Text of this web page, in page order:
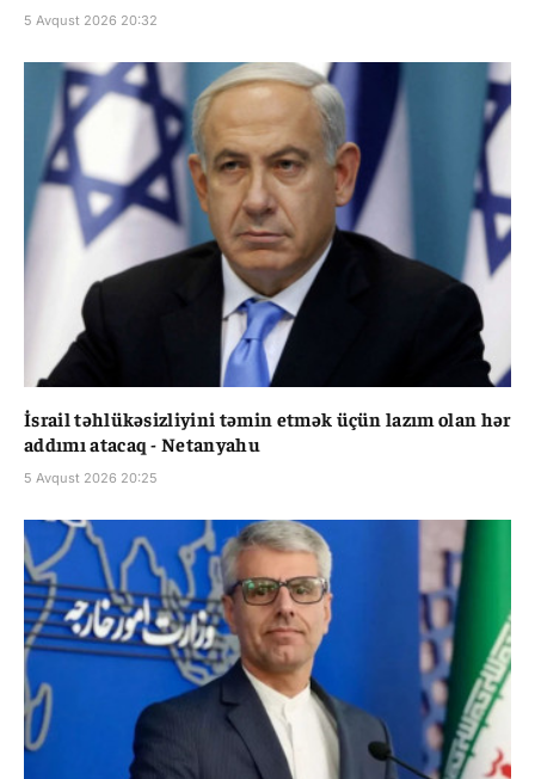
5 Avqust 2026 20:32
İsrail təhlükəsizliyini təmin etmək üçün lazım olan hər
addımı atacaq - Netanyahu
5 Avqust 2026 20:25